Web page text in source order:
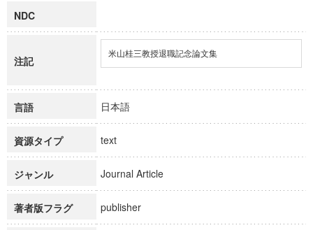
NDC
注記
米山桂三教授退職記念論文集
言語 日本語
資源タイプ text
ジャンル Journal Article
著者版フラグ publisher